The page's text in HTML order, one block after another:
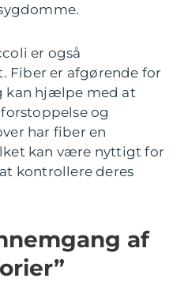
er også
er afgørende for
kan hjælpe med at
og
har fiber en
kan være nyttigt for
kontrollere deres
af